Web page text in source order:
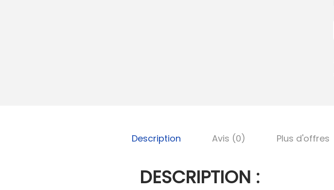
Description Avis (0) Plus d'offres
DESCRIPTION :